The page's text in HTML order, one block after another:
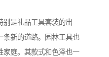
别是礼品工具套装的出
条新的道路。园林工具也
家庭。其款式和色泽也一